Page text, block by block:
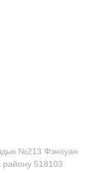
№213 Фэнхуан
518103